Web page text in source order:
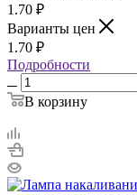
1.70 ₽
Варианты цен
1.70 ₽
Подробности
В корзину